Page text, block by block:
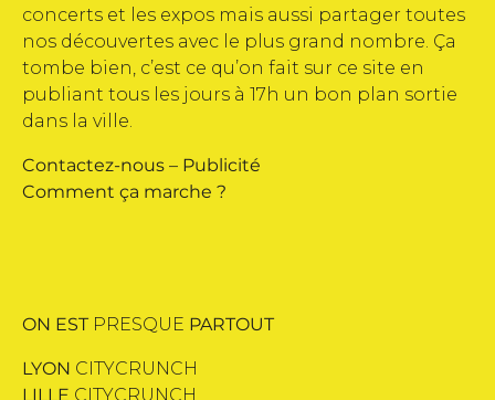
concerts et les expos mais aussi partager toutes
nos découvertes avec le plus grand nombre. Ça
tombe bien, c’est ce qu’on fait sur ce site en
publiant tous les jours à 17h un bon plan sortie
dans la ville.
Contactez-nous – Publicité
Comment ça marche ?
ON EST PRESQUE PARTOUT
LYON CITYCRUNCH
LILLE CITYCRUNCH